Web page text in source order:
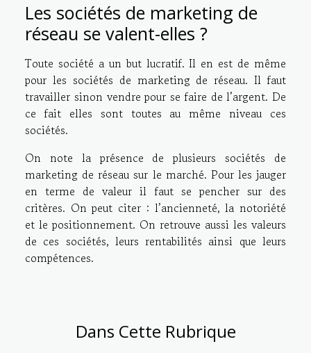
Les sociétés de marketing de
réseau se valent-elles ?
Toute société a un but lucratif. Il en est de même
pour les sociétés de marketing de réseau. Il faut
travailler sinon vendre pour se faire de l’argent. De
ce fait elles sont toutes au même niveau ces
sociétés.
On note la présence de plusieurs sociétés de
marketing de réseau sur le marché. Pour les jauger
en terme de valeur il faut se pencher sur des
critères. On peut citer : l’ancienneté, la notoriété
et le positionnement. On retrouve aussi les valeurs
de ces sociétés, leurs rentabilités ainsi que leurs
compétences.
Dans Cette Rubrique